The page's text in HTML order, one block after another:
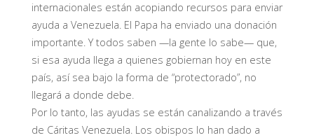
internacionales están acopiando recursos para enviar
ayuda a Venezuela. El Papa ha enviado una donación
importante. Y todos saben —la gente lo sabe— que,
si esa ayuda llega a quienes gobiernan hoy en este
país, así sea bajo la forma de “protectorado”, no
llegará a donde debe.
Por lo tanto, las ayudas se están canalizando a través
de Cáritas Venezuela. Los obispos lo han dado a